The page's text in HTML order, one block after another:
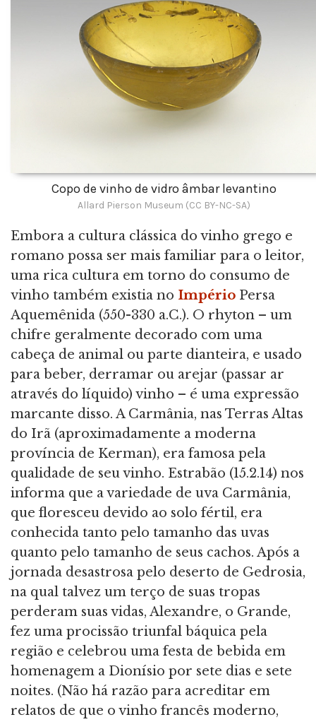
Copo de vinho de vidro âmbar levantino
Allard Pierson Museum (CC BY-NC-SA)
Embora a cultura clássica do vinho grego e
romano possa ser mais familiar para o leitor,
uma rica cultura em torno do consumo de
vinho também existia no Império Persa
Aquemênida (550-330 a.C.). O rhyton – um
chifre geralmente decorado com uma
cabeça de animal ou parte dianteira, e usado
para beber, derramar ou arejar (passar ar
através do líquido) vinho – é uma expressão
marcante disso. A Carmânia, nas Terras Altas
do Irã (aproximadamente a moderna
província de Kerman), era famosa pela
qualidade de seu vinho. Estrabão (15.2.14) nos
informa que a variedade de uva Carmânia,
que floresceu devido ao solo fértil, era
conhecida tanto pelo tamanho das uvas
quanto pelo tamanho de seus cachos. Após a
jornada desastrosa pelo deserto de Gedrosia,
na qual talvez um terço de suas tropas
perderam suas vidas, Alexandre, o Grande,
fez uma procissão triunfal báquica pela
região e celebrou uma festa de bebida em
homenagem a Dionísio por sete dias e sete
noites. (Não há razão para acreditar em
relatos de que o vinho francês moderno,